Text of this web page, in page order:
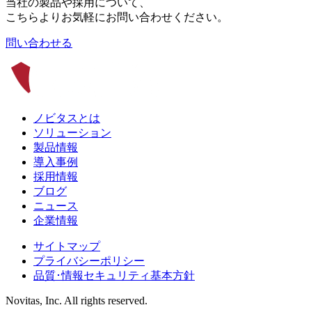
こちらよりお気軽にお問い合わせください。
問い合わせる
ノビタスとは
ソリューション
製品情報
導入事例
採用情報
ブログ
ニュース
企業情報
サイトマップ
プライバシーポリシー
品質･情報セキュリティ基本方針
Novitas, Inc. All rights reserved.